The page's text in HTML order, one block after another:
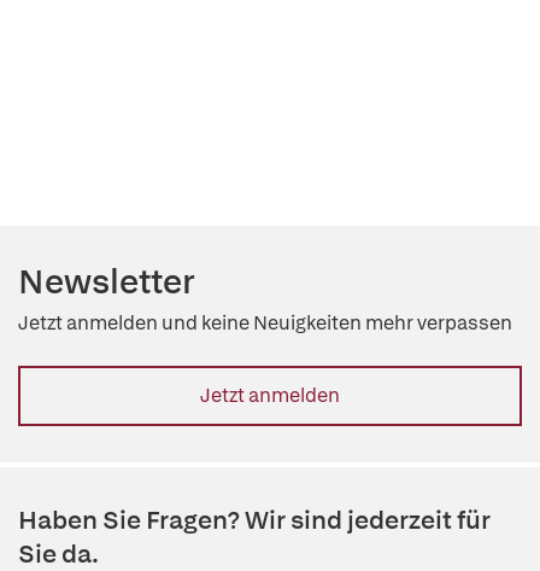
Newsletter
Jetzt anmelden und keine Neuigkeiten mehr verpassen
Jetzt anmelden
Haben Sie Fragen? Wir sind jederzeit für
Sie da.